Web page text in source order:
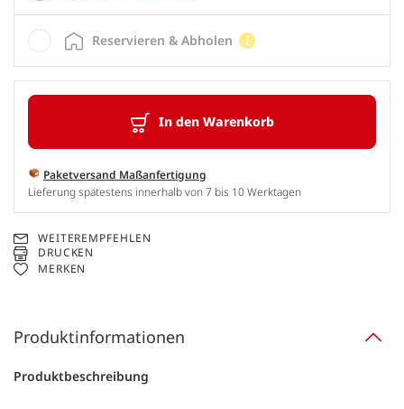
In den Warenkorb
Paketversand Maßanfertigung
Lieferung spätestens innerhalb von 7 bis 10 Werktagen
Reservieren & Abholen
WEITEREMPFEHLEN
DRUCKEN
MERKEN
Produktinformationen
Produktbeschreibung